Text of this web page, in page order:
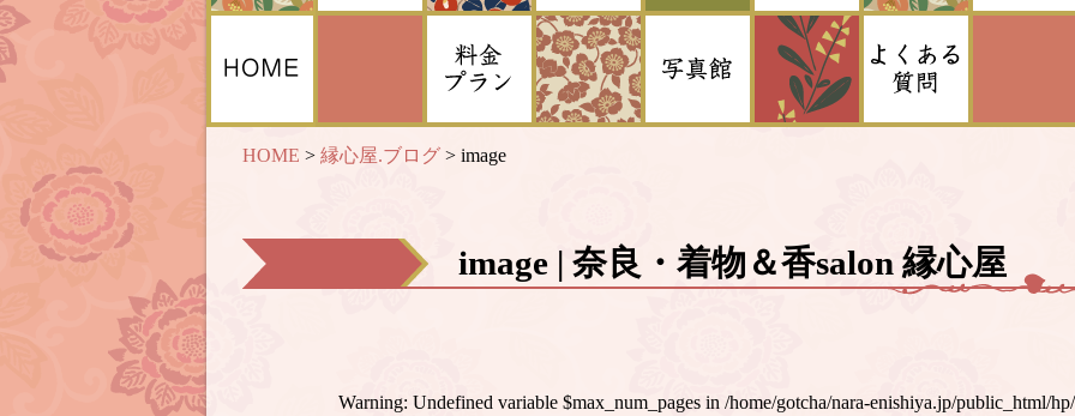
HOME > 縁心屋.ブログ > image
image | 奈良・着物＆香salon 縁心屋
Warning: Undefined variable $max_num_pages in /home/gotcha/nara-enishiya.jp/public_html/